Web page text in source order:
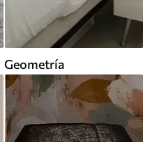
Geometría